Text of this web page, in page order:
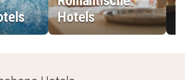
Hotels